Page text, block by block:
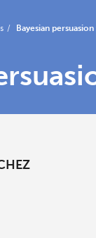
/ Bayesian